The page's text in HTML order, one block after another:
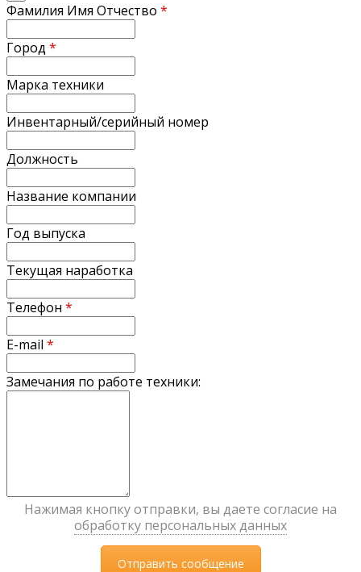
Фамилия Имя Отчество *
Город *
Марка техники
Инвентарный/серийный номер
Должность
Название компании
Год выпуска
Текущая наработка
Телефон *
E-mail *
Замечания по работе техники:
Нажимая кнопку отправки, вы даете согласие на
обработку персональных данных